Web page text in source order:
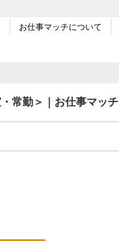
お仕事マッチについて
常勤＞｜お仕事マッチ